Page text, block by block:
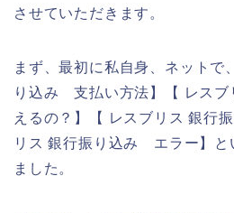
させていただきます。
まず、最初に私自身、ネットで
り込み 支払い方法】【 レス
えるの？】【 レスブリス 銀行
リス 銀行振り込み エラー】と
ました。